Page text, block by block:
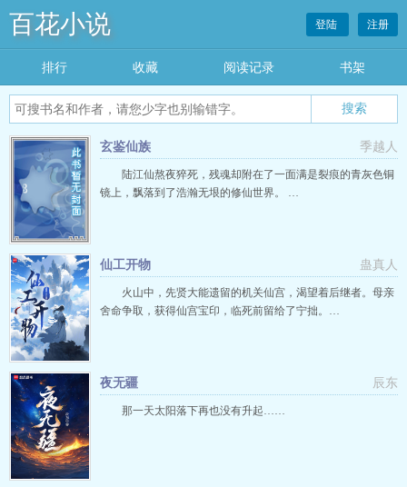
百花小说 登陆 注册
排行 收藏 阅读记录 书架
季越人
玄鉴仙族
陆江仙熬夜猝死，残魂却附在了一面满是裂痕的青灰色铜
镜上，飘落到了浩瀚无垠的修仙世界。 …
蛊真人
仙工开物
火山中，先贤大能遗留的机关仙宫，渴望着后继者。母亲
舍命争取，获得仙宫宝印，临死前留给了宁拙。…
辰东
夜无疆
那一天太阳落下再也没有升起……